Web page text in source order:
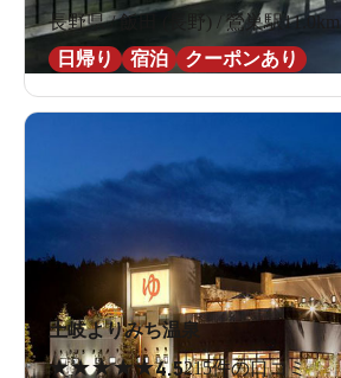
長野県 / 飯田 (長野) / 鶯巣駅11.0km
日帰り
宿泊 クーポンあり
土岐よりみち温泉
★★★★★4.5215件の口コミ